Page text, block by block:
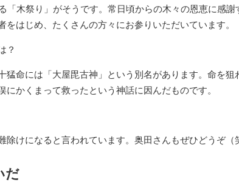
「木祭り」がそうです。常日頃からの木々の恩恵に感謝
をはじめ、たくさんの方々にお参りいただいています。
？
猛命には「大屋毘古神」という別名があります。命を狙
にかくまって救ったという神話に因んだものです。
除けになると言われています。奥田さんもぜひどうぞ（
だ